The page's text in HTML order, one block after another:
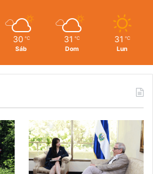
30 ℃
Sáb
31 ℃
Dom
31 ℃
Lun